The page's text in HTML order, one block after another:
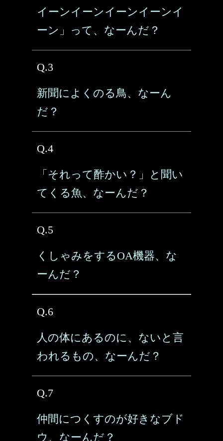
イーンイーンイーンイーンイ
ーン」って、なーんだ？
Q.3
新聞によくのる鳥、なーん
だ？
Q.4
「それって酢かい？」と聞い
てくる魚、なーんだ？
Q.5
くしゃみをするOA機器、な
ーんだ？
Q.6
人の体にあるのに、ないと言
われるもの、なーんだ？
Q.7
仲間につくすのが好きなブド
ウ、なーんだ？